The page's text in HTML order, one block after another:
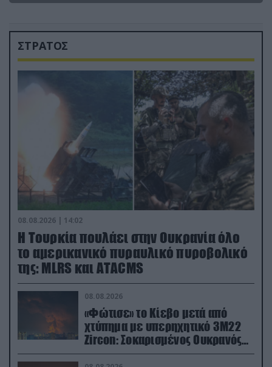
ΣΤΡΑΤΟΣ
08.08.2026 | 14:02
Η Τουρκία πουλάει στην Ουκρανία όλο
το αμερικανικό πυραυλικό πυροβολικό
της: MLRS και ΑΤΑCMS
08.08.2026
«Φώτισε» το Κίεβο μετά από
χτύπημα με υπερηχητικό 3M22
Zircon: Σοκαρισμένος Ουκρανός
κατέγραψε τη στιγμή (βίντεο)